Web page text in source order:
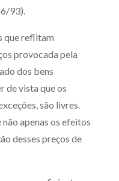
RSS
4698
80240-000
8666
93).
que reflitam
provocada pela
dos bens
de vista que os
são livres.
apenas os efeitos
desses preços de